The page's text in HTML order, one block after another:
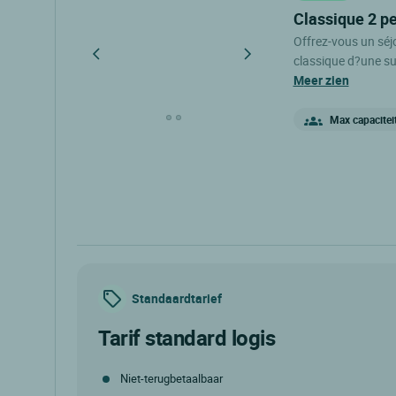
classique 2
Offrez-vous un
classique d?une
détente et
literie de qualité pour un
meer zien
Max
Standaardtarief
tarif standard logis
Niet-terugbetaalbaar